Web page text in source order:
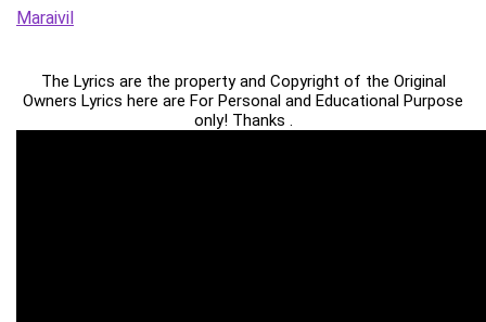
Maraivil
The Lyrics are the property and Copyright of the Original
Owners Lyrics here are For Personal and Educational Purpose
only! Thanks .